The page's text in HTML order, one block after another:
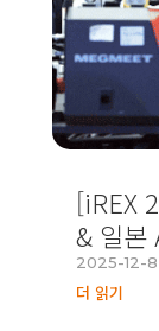
[iREX
& 일본
2025-12-8
더 읽기